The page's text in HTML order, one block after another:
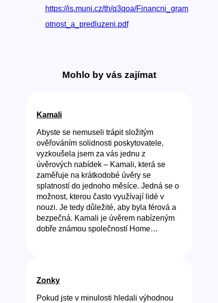
https://is.muni.cz/th/q3qoa/Financni_gram
otnost_a_predluzeni.pdf
Mohlo by vás zajímat
Kamali
Abyste se nemuseli trápit složitým
ověřováním solidnosti poskytovatele,
vyzkoušela jsem za vás jednu z
úvěrových nabídek – Kamali, která se
zaměřuje na krátkodobé úvěry se
splatností do jednoho měsíce. Jedná se o
možnost, kterou často využívají lidé v
nouzi. Je tedy důležité, aby byla férová a
bezpečná. Kamali je úvěrem nabízeným
dobře známou společností Home…
Zonky
Pokud jste v minulosti hledali výhodnou